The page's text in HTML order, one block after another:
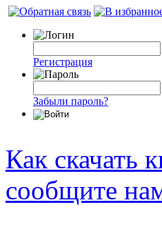
Регистрация
Забыли пароль?
Как скачать
сообщите